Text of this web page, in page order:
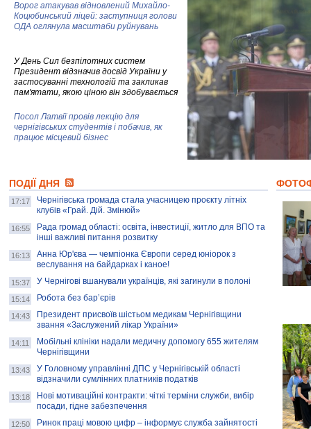
Ворог атакував відновлений Михайло-
Коцюбинський ліцей: заступниця голови
ОДА оглянула масштаби руйнувань
У День Сил безпілотних систем
Президент відзначив досвід України у
застосуванні технологій та закликав
пам'ятати, якою ціною він здобувається
Посол Латвії провів лекцію для
чернігівських студентів і побачив, як
працює місцевий бізнес
колекцію про війну, емоції та тварин
AB InBev Efes Україна підтримала
навчальний проєкт "Молодіжна бізнес-
школа", спрямований на розвиток
підприємництва у Чернігівській області
Золота тварина: видання Forbes
написало про чернігівця Патрона: хто і
скільки на ньому заробляє? І куди
витрачають?
ПОДІЇ ДНЯ
17:17
Чернігівська громада стала учасницею проєкту літніх
клубів «Грай. Дій. Змінюй»
16:55
Рада громад області: освіта, інвестиції, житло для ВПО та
інші важливі питання розвитку
16:13
Анна Юр'єва — чемпіонка Європи серед юніорок з
веслування на байдарках і каное!
15:37 У Чернігові вшанували українців, які загинули в полоні
15:14 Робота без бар’єрів
14:43
Президент присвоїв шістьом медикам Чернігівщини
звання «Заслужений лікар України»
14:11
Мобільні клініки надали медичну допомогу 655 жителям
Чернігівщини
13:43
У Головному управлінні ДПС у Чернігівській області
відзначили сумлінних платників податків
13:18
Нові мотиваційні контракти: чіткі терміни служби, вибір
посади, гідне забезпечення
12:50 Ринок праці мовою цифр – інформує служба зайнятості